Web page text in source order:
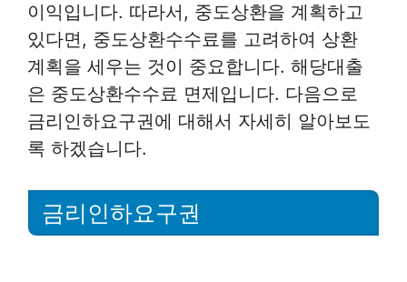
이익입니다. 따라서, 중도상환을 계획하고
있다면, 중도상환수수료를 고려하여 상환
계획을 세우는 것이 중요합니다. 해당대출
은 중도상환수수료 면제입니다. 다음으로
금리인하요구권에 대해서 자세히 알아보도
록 하겠습니다.
금리인하요구권